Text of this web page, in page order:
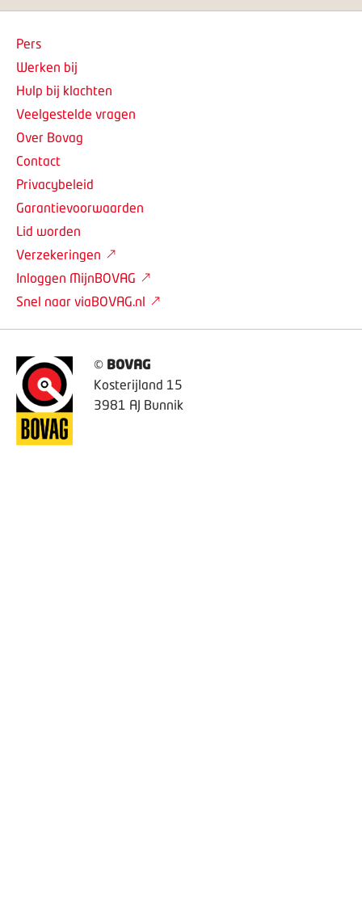
© BOVAG
Kosterijland 15
3981 AJ Bunnik
Pers
Werken bij
Hulp bij klachten
Veelgestelde vragen
Over Bovag
Contact
Privacybeleid
Garantievoorwaarden
Lid worden
Verzekeringen
Inloggen MijnBOVAG
Snel naar viaBOVAG.nl